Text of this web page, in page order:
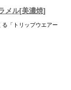
メル[美濃焼]
「トリップウエアー